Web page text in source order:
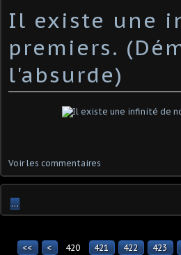
Il existe une
premiers.
l'absurde)
Voir les commentaires
…
<< < 400
410
420 421 422 423